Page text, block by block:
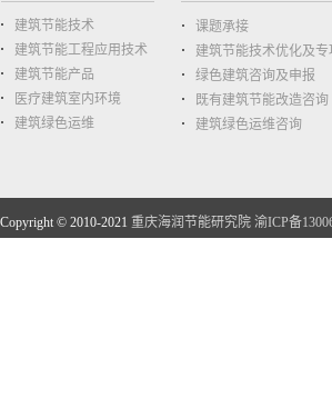
建筑节能技术
建筑节能工程应用技术
建筑节能产品
医疗建筑室内环境
建筑绿色运维
课题承接
建筑节能技术优化及专
绿色建筑咨询及申报
既有建筑节能改造咨询
建筑绿色运维咨询
Copyright © 2010-2021 重庆海润节能研究院 渝ICP备